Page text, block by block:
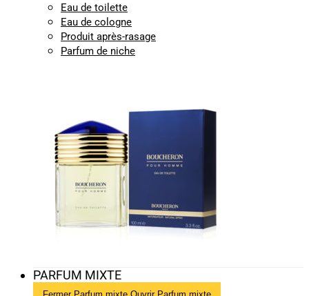
Eau de toilette
Eau de cologne
Produit après-rasage
Parfum de niche
PARFUM MIXTE
Fermer Parfum mixte Ouvrir Parfum mixte